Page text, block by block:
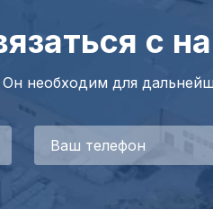
с
необходим для